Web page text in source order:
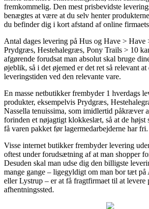
fremkommelig. Den mest prisbevidste
benægtes at være at du selv henter
du befinder dig i kort afstand af online
Antal dages levering på Hus og Have >
Prydgræs, Hestehalegræs, Pony Trails > 10
afgørende forudsat man absolut skal bruge
øjeblik, så i det øjemed er det ret så relevant
leveringstiden ved den relevante vare.
En masse netbutikker frembyder 1 hverdags
produkter, eksempelvis Prydgræs,
Nassella tenuissima, som imidlertid påkræver
forinden et nøjagtigt klokkeslæt, så at de højst
få varen pakket før lagermedarbejderne har fri.
Visse internet butikker frembyder levering
oftest under forudsætning af at man shopper
Desuden skal man udse dig den billigste
mange gange – ligegyldigt om man bor tæt på
eller Lystrup – er at få fragtfirmaet til at levere
afhentningssted.